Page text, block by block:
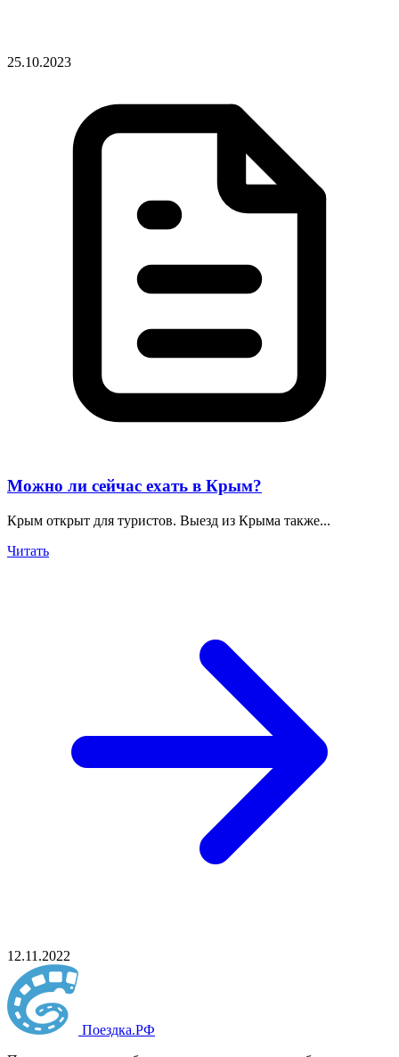
25.10.2023
Можно ли сейчас ехать в Крым?
Крым открыт для туристов. Выезд из Крыма также...
Читать
12.11.2022
Поездка.РФ